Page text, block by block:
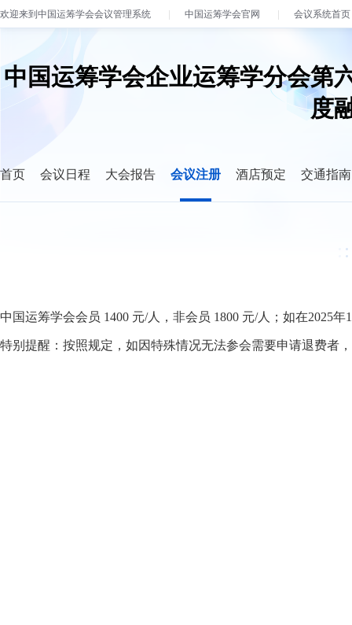
欢迎来到中国运筹学会会议管理系统 中国运筹学会官网 会议系统首页
中国运筹学会企业运筹学分会第
度
首页 会议日程 大会报告 会议注册 酒店预定 交通指南
中国运筹学会会员 1400 元/人，非会员 1800 元/人；如在2025
特别提醒：按照规定，如因特殊情况无法参会需要申请退费者